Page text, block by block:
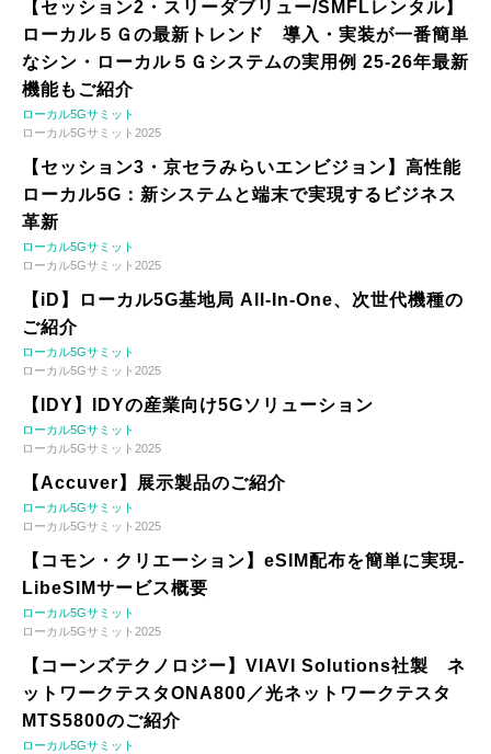
【セッション2・スリーダブリュー/SMFLレンタル】
ローカル５Ｇの最新トレンド 導入・実装が一番簡単
なシン・ローカル５Ｇシステムの実用例 25-26年最新
機能もご紹介
ローカル5Gサミット
ローカル5Gサミット2025
【セッション3・京セラみらいエンビジョン】高性能
ローカル5G：新システムと端末で実現するビジネス
革新
ローカル5Gサミット
ローカル5Gサミット2025
【iD】ローカル5G基地局 All-In-One、次世代機種の
ご紹介
ローカル5Gサミット
ローカル5Gサミット2025
【IDY】IDYの産業向け5Gソリューション
ローカル5Gサミット
ローカル5Gサミット2025
【Accuver】展示製品のご紹介
ローカル5Gサミット
ローカル5Gサミット2025
【コモン・クリエーション】eSIM配布を簡単に実現-
LibeSIMサービス概要
ローカル5Gサミット
ローカル5Gサミット2025
【コーンズテクノロジー】VIAVI Solutions社製 ネ
ットワークテスタONA800／光ネットワークテスタ
MTS5800のご紹介
ローカル5Gサミット